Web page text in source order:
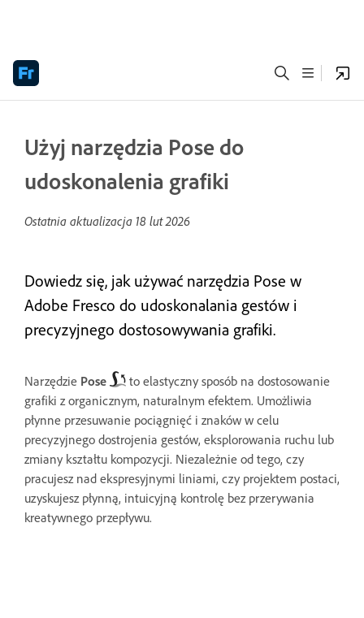
Użyj narzędzia Pose do
udoskonalenia grafiki
Ostatnia aktualizacja 18 lut 2026
Dowiedz się, jak używać narzędzia Pose w
Adobe Fresco do udoskonalania gestów i
precyzyjnego dostosowywania grafiki.
Narzędzie Pose
to elastyczny sposób na dostosowanie
grafiki z organicznym, naturalnym efektem. Umożliwia
płynne przesuwanie pociągnięć i znaków w celu
precyzyjnego dostrojenia gestów, eksplorowania ruchu lub
zmiany kształtu kompozycji. Niezależnie od tego, czy
pracujesz nad ekspresyjnymi liniami, czy projektem postaci,
uzyskujesz płynną, intuicyjną kontrolę bez przerywania
kreatywnego przepływu.